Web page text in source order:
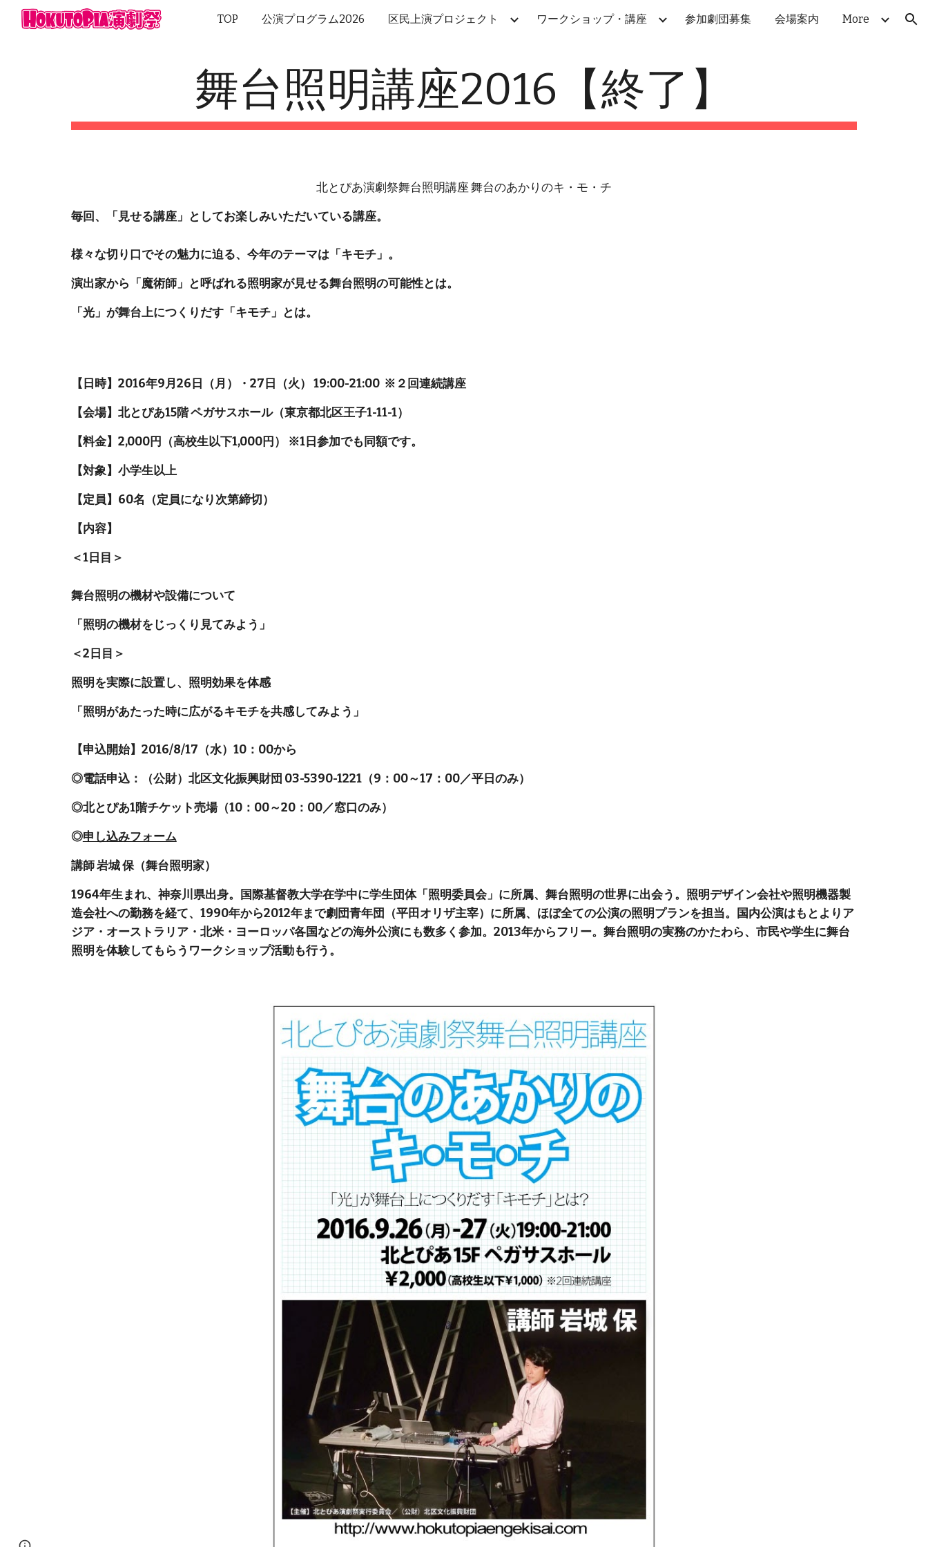
Skip to main content Skip to navigation
TOP 公演プログラム2026 区民上演プロジェクト ワークショップ・講座 参加劇団募集 会場案内 More
舞台照明講座2016【終了】
北とぴあ演劇祭舞台照明講座 舞台のあかりのキ・モ・チ
毎回、「見せる講座」としてお楽しみいただいている講座。
様々な切り口でその魅力に迫る、今年のテーマは「キモチ」。
演出家から「魔術師」と呼ばれる照明家が見せる舞台照明の可能性とは。
「光」が舞台上につくりだす「キモチ」とは。
【日時】2016年9月26日（月）・27日（火） 19:00-21:00  ※２回連続講座
【会場】北とぴあ15階 ペガサスホール（東京都北区王子1-11-1）
【料金】2,000円（高校生以下1,000円） ※1日参加でも同額です。
【対象】小学生以上
【定員】60名（定員になり次第締切）
【内容】
＜1日目＞
舞台照明の機材や設備について
「照明の機材をじっくり見てみよう」
＜2日目＞
照明を実際に設置し、照明効果を体感
「照明があたった時に広がるキモチを共感してみよう」
【申込開始】2016/8/17（水）10：00から
◎電話申込：（公財）北区文化振興財団 03-5390-1221（9：00～17：00／平日のみ）
◎北とぴあ1階チケット売場（10：00～20：00／窓口のみ）
◎申し込みフォーム
講師 岩城 保（舞台照明家）
1964年生まれ、神奈川県出身。国際基督教大学在学中に学生団体「照明委員会」に所属、舞台照明の世界に出会う。照明デザイン会社や照明機器製
造会社への勤務を経て、1990年から2012年まで劇団青年団（平田オリザ主宰）に所属、ほぼ全ての公演の照明プランを担当。国内公演はもとよりア
ジア・オーストラリア・北米・ヨーロッパ各国などの海外公演にも数多く参加。2013年からフリー。舞台照明の実務のかたわら、市民や学生に舞台
照明を体験してもらうワークショップ活動も行う。